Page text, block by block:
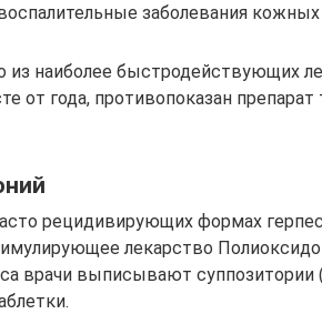
заболевания
из наиболее быстродействующих
от года, противопоказан
рецидивирующих формах
лекарство
врачи выписывают суппозитории